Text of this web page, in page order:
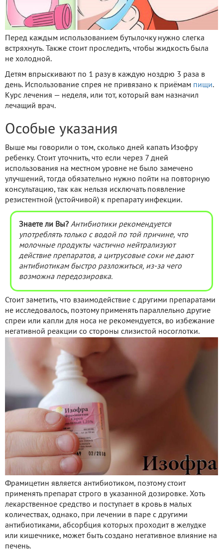
Перед каждым использованием бутылочку нужно слегка
встряхнуть. Также стоит проследить, чтобы жидкость была
не холодной.
Детям впрыскивают по 1 разу в каждую ноздрю 3 раза в
день. Использование спрея не привязано к приёмам пищи.
Курс лечения — неделя, или тот, который вам назначил
лечащий врач.
Особые указания
Выше мы говорили о том, сколько дней капать Изофру
ребенку. Стоит уточнить, что если через 7 дней
использования на местном уровне не было замечено
улучшений, тогда обязательно нужно пойти на повторную
консультацию, так как нельзя исключать появление
резистентной (устойчивой) к препарату инфекции.
Знаете ли Вы? Антибиотики рекомендуется
употреблять только с водой по той причине, что
молочные продукты частично нейтрализуют
действие препаратов, а цитрусовые соки не дают
антибиотикам быстро разложиться, из-за чего
возможна передозировка.
Стоит заметить, что взаимодействие с другими препаратами
не исследовалось, поэтому применять параллельно другие
спреи или капли для носа не рекомендуется, во избежание
негативной реакции со стороны слизистой носоглотки.
Фрамицетин является антибиотиком, поэтому стоит
применять препарат строго в указанной дозировке. Хоть
лекарственное средство и поступает в кровь в малых
количествах, однако, при лечении в паре с другими
антибиотиками, абсорбция которых проходит в желудке
или кишечнике, может быть создано негативное влияние на
печень.